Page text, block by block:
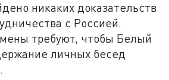
никаких доказательств
с Россией.
требуют, чтобы Белый
личных бесед